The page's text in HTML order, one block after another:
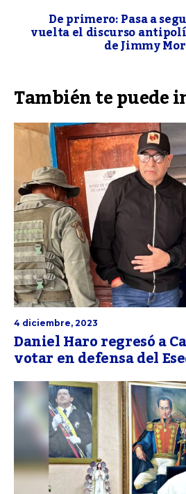
De primero: Pasa a
vuelta el discurso
de Jimmy
También te puede
4 diciembre, 2023
Daniel Haro regresó a
votar en defensa del